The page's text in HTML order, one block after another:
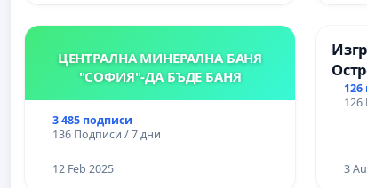
ЦЕНТРАЛНА МИНЕРАЛНА БАНЯ
"СОФИЯ"-ДА БЪДЕ БАНЯ
3 485 подписи
136 Подписи / 7 дни
12 Feb 2025
126
3